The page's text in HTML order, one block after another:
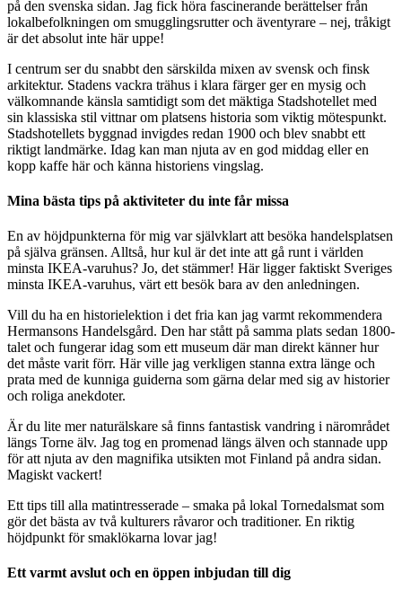
på den svenska sidan. Jag fick höra fascinerande berättelser från
lokalbefolkningen om smugglingsrutter och äventyrare – nej, tråkigt
är det absolut inte här uppe!
I centrum ser du snabbt den särskilda mixen av svensk och finsk
arkitektur. Stadens vackra trähus i klara färger ger en mysig och
välkomnande känsla samtidigt som det mäktiga Stadshotellet med
sin klassiska stil vittnar om platsens historia som viktig mötespunkt.
Stadshotellets byggnad invigdes redan 1900 och blev snabbt ett
riktigt landmärke. Idag kan man njuta av en god middag eller en
kopp kaffe här och känna historiens vingslag.
Mina bästa tips på aktiviteter du inte får missa
En av höjdpunkterna för mig var självklart att besöka handelsplatsen
på själva gränsen. Alltså, hur kul är det inte att gå runt i världen
minsta IKEA-varuhus? Jo, det stämmer! Här ligger faktiskt Sveriges
minsta IKEA-varuhus, värt ett besök bara av den anledningen.
Vill du ha en historielektion i det fria kan jag varmt rekommendera
Hermansons Handelsgård. Den har stått på samma plats sedan 1800-
talet och fungerar idag som ett museum där man direkt känner hur
det måste varit förr. Här ville jag verkligen stanna extra länge och
prata med de kunniga guiderna som gärna delar med sig av historier
och roliga anekdoter.
Är du lite mer naturälskare så finns fantastisk vandring i närområdet
längs Torne älv. Jag tog en promenad längs älven och stannade upp
för att njuta av den magnifika utsikten mot Finland på andra sidan.
Magiskt vackert!
Ett tips till alla matintresserade – smaka på lokal Tornedalsmat som
gör det bästa av två kulturers råvaror och traditioner. En riktig
höjdpunkt för smaklökarna lovar jag!
Ett varmt avslut och en öppen inbjudan till dig